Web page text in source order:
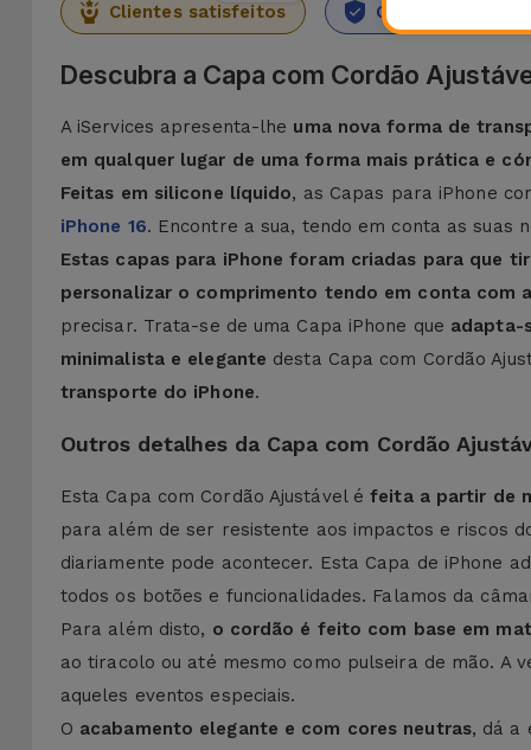
Clientes satisfeitos Garantia
Descubra a Capa com Cordão
A iServices apresenta-lhe uma nova forma de
em qualquer lugar de uma forma mais prática e
Feitas em silicone líquido, as Capas para iPhone
iPhone 16. Encontre a sua, tendo em conta as suas
Estas capas para iPhone foram criadas para que
personalizar o comprimento tendo em conta com
precisar. Trata-se de uma Capa iPhone que adapta-
minimalista e elegante desta Capa com Cordão
transporte do iPhone.
Outros detalhes da Capa com Cordão
Esta Capa com Cordão Ajustável éfeita a partir de
para além de ser resistente aos impactos e riscos
diariamente pode acontecer. Esta Capa de iPhone
todos os botões e funcionalidades. Falamos da
Para além disto, o cordão é feito com base em
ao tiracolo ou até mesmo como pulseira de mão. A
aqueles eventos especiais.
O acabamento elegante e com cores neutras, dá a